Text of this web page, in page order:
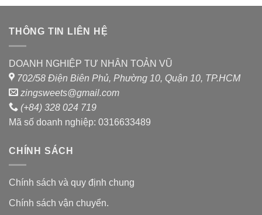
THÔNG TIN LIÊN HỆ
DOANH NGHIỆP TƯ NHÂN TOẢN VŨ
702/58 Điện Biên Phủ, Phường 10, Quận 10, TP.HCM
zingsweets@gmail.com
(+84) 328 024 719
Mã số doanh nghiệp: 0316633489
CHÍNH SÁCH
Chính sách và quy định chung
Chính sách vận chuyển.